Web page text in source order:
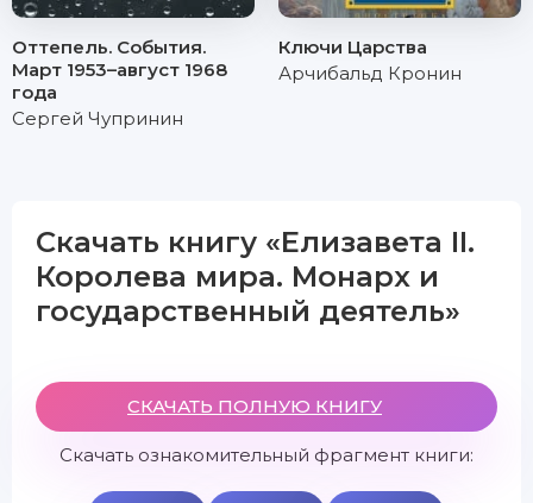
Оттепель. События.
Март 1953–август 1968
года
Сергей Чупринин
Ключи Царства
Арчибальд Кронин
Скачать книгу «Елизавета II.
Королева мира. Монарх и
государственный деятель»
СКАЧАТЬ ПОЛНУЮ КНИГУ
Скачать ознакомительный фрагмент книги: